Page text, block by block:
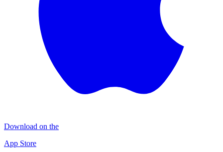
Download on the
App Store